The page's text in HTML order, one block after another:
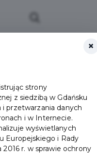
konto
×
strony
z siedzibą w Gdańsku
i przetwarzania danych
i w Internecie.
wyświetlanych
Europejskiego i Rady
r. w sprawie ochrony